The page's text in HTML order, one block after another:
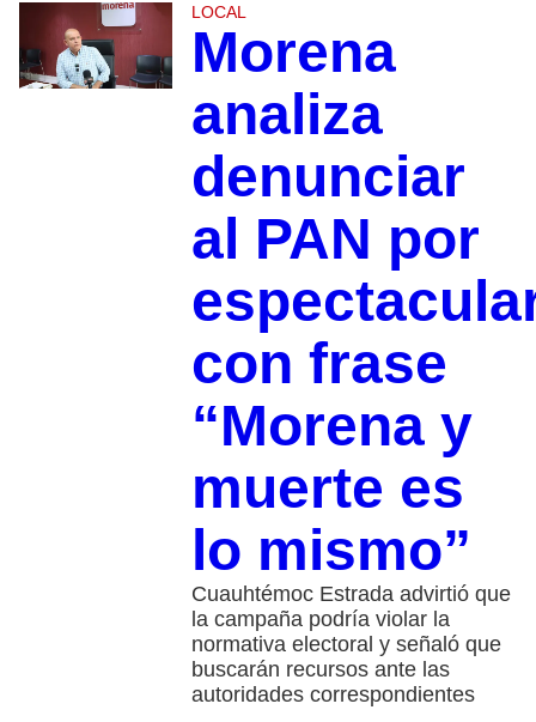
LOCAL
Morena
analiza
denunciar
al PAN por
con frase
“Morena y
muerte es
lo mismo”
Cuauhtémoc Estrada advirtió que
la campaña podría violar la
normativa electoral y señaló que
buscarán recursos ante las
autoridades correspondientes